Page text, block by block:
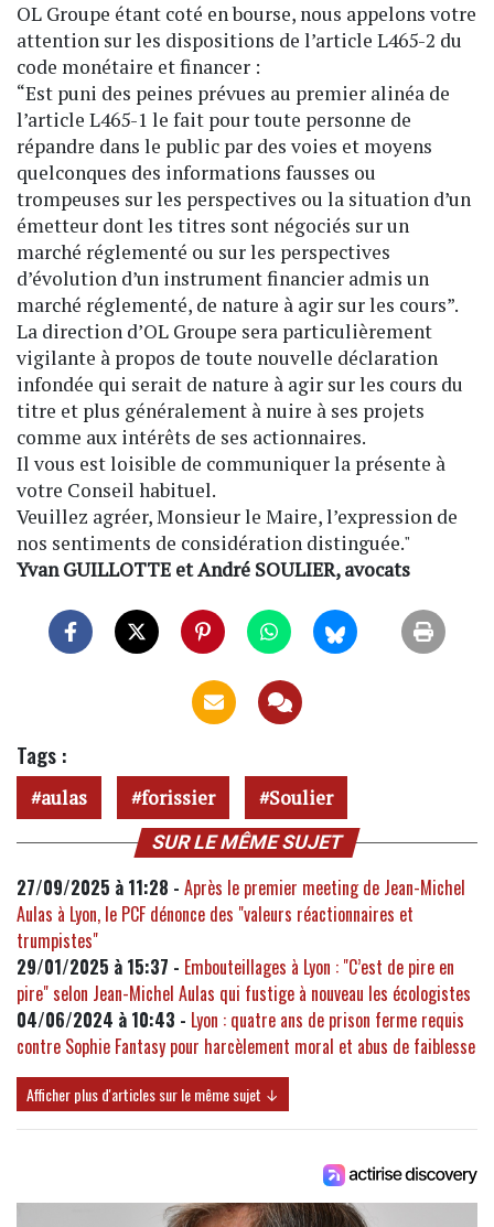
OL Groupe étant coté en bourse, nous appelons votre
attention sur les dispositions de l’article L465-2 du
code monétaire et financer :
“Est puni des peines prévues au premier alinéa de
l’article L465-1 le fait pour toute personne de
répandre dans le public par des voies et moyens
quelconques des informations fausses ou
trompeuses sur les perspectives ou la situation d’un
émetteur dont les titres sont négociés sur un
marché réglementé ou sur les perspectives
d’évolution d’un instrument financier admis un
marché réglementé, de nature à agir sur les cours”.
La direction d’OL Groupe sera particulièrement
vigilante à propos de toute nouvelle déclaration
infondée qui serait de nature à agir sur les cours du
titre et plus généralement à nuire à ses projets
comme aux intérêts de ses actionnaires.
Il vous est loisible de communiquer la présente à
votre Conseil habituel.
Veuillez agréer, Monsieur le Maire, l’expression de
nos sentiments de considération distinguée."
Yvan GUILLOTTE et André SOULIER, avocats
Tags :
aulas forissier Soulier
SUR LE MÊME SUJET
27/09/2025 à 11:28 - Après le premier meeting de Jean-Michel
Aulas à Lyon, le PCF dénonce des "valeurs réactionnaires et
trumpistes"
29/01/2025 à 15:37 - Embouteillages à Lyon : "C’est de pire en
pire" selon Jean-Michel Aulas qui fustige à nouveau les écologistes
04/06/2024 à 10:43 - Lyon : quatre ans de prison ferme requis
contre Sophie Fantasy pour harcèlement moral et abus de faiblesse
Afficher plus d'articles sur le même sujet ↓